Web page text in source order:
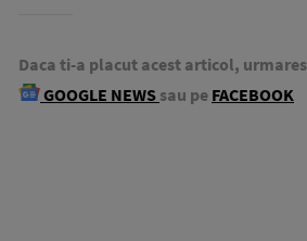
Daca ti-a placut acest articol,
GOOGLE NEWS sau pe FACEBOOK